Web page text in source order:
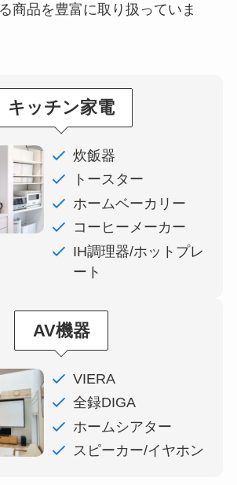
商品を豊富に取り扱っていま
キッチン家電
炊飯器
トースター
ホームベーカリー
コーヒーメーカー
IH調理器/ホットプレ
ート
AV機器
VIERA
全録DIGA
ホームシアター
スピーカー/イヤホン